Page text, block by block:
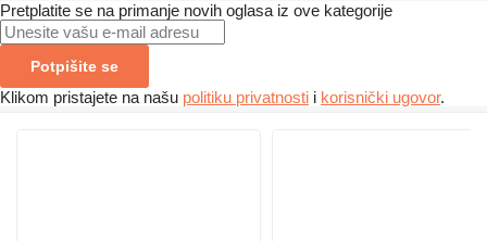
Pretplatite se na primanje novih oglasa iz ove kategorije
Potpišite se
Klikom pristajete na našu politiku privatnosti i korisnički ugovor.